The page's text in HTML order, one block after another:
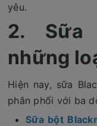
yêu.
2. Sữa
những
Hiện nay, sữa
phân phối với ba
Sữa bột